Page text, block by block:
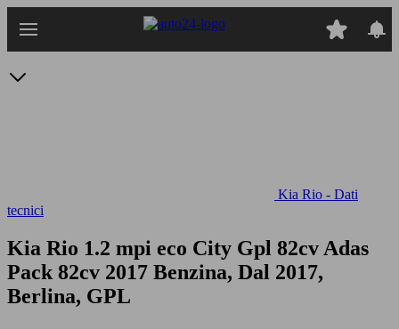
Kia Rio - Dati
tecnici
Kia Rio 1.2 mpi eco City Gpl 82cv Adas
Pack 82cv 2017 Benzina, Dal 2017,
Berlina, GPL